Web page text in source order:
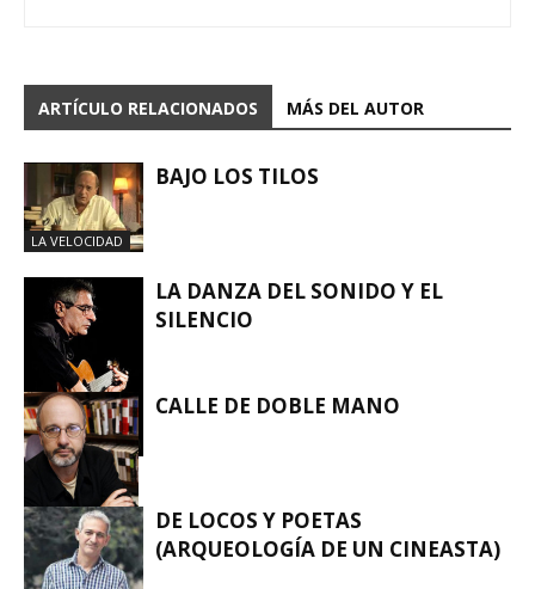
ARTÍCULO RELACIONADOS MÁS DEL AUTOR
LA VELOCIDAD
BAJO LOS TILOS
LA VELOCIDAD
LA DANZA DEL SONIDO Y EL
SILENCIO
LA VELOCIDAD
CALLE DE DOBLE MANO
DE LOCOS Y POETAS
(ARQUEOLOGÍA DE UN CINEASTA)